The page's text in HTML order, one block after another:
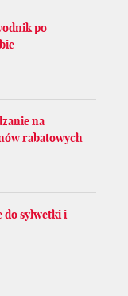
po
na
rabatowych
do sylwetki i